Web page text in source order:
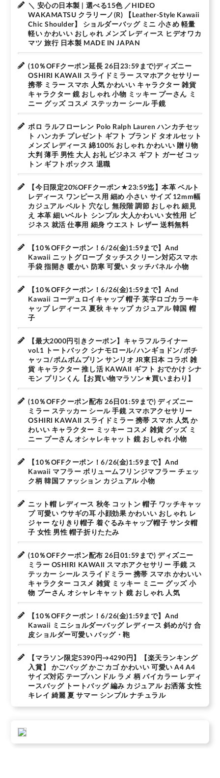
＼ 安心の日本製 | 選べる15色 ／HIDEO
WAKAMATSU クラリーノ(R) 【Leather-Style Kawaii
Chic Shoulder】 ショルダーバッグ ミニ 小さめ 軽量
軽い かわいい おしゃれ メンズ レディース ヒデオワカ
マツ 旅行 日本製 MADE IN JAPAN
(10％OFFクーポン延長 26日23:59まで)ディズニー
OSHIRI KAWAII スライドミラー スマホアクセサリー
携帯 ミラー スマホ 人気 かわいい キャラクター 雑貨
キャラクター 鏡 おしゃれ 小物 ミッキー プーさん ミ
ニー グッズ コスメ ステッカー シール 手鏡
ポロ ラルフローレン Polo Ralph Lauren ハンカチセッ
ト ハンカチ プレゼント ギフト ブランド タオルセット
メンズ レディース 綿100% おしゃれ かわいい 贈り物
大判 薄手 男性 大人 お礼 ビジネス ギフト ガーゼ コッ
トン ギフトボックス 退職
【今日限定20%OFFクーポン★23:59迄】本革 ベルト
レディース ワンピース用 細め 小さい サイズ 12mm幅
カジュアル ベルト 穴なし 無段階 調節 おしゃれ 細見
え 本革 細いベルト シンプル 大人かわいい 女性用 ビ
ジネス 就活 仕事用 細身 ウエスト レザー 送料無料
【10％OFFクーポン！6/26(金)1:59まで】And
Kawaii ニットグローブ タッチスクリーン対応スマホ
手袋 指開き 暖かい 防寒 可愛い タッチパネル 小物
【10％OFFクーポン！6/26(金)1:59まで】And
Kawaii コーデュロイキャップ 帽子 英字ロゴカラーキ
ャップ レディース 夏秋 キャップ カジュアル 韓国 帽
子
【最大2000円引きクーポン】キャラフルライナー
vol.1 トートバック シナモロール/ハンギョドン/ポチ
ャッコ/ポムポムプリン サンリオ JR東日本 コラボ 雑
貨 キャラクター 推し活 KAWAII ギフト おでかけ シナ
モン プリンくん【お買い物マラソン★買いまわり】
(10％OFFクーポン配布 26日01:59まで) ディズニー
ミラー ステッカー シール 手鏡 スマホアクセサリー
OSHIRI KAWAII スライドミラー 携帯 スマホ 人気 か
わいい キャラクター ミッキー コスメ 雑貨 グッズ ミ
ニー プーさん オシャレキャット 鏡 おしゃれ 小物
【10％OFFクーポン！6/26(金)1:59まで】And
Kawaii マフラー ボリュームフリンジマフラー チェッ
ク柄 韓国ファッション カジュアル 小物
ニット帽 レディース 秋冬 コットン 帽子 ワッチキャッ
プ 可愛い ウサギの耳 小顔効果 かわいい おしゃれ レ
ジャー なりきり帽子 着ぐるみキャップ帽子 サンタ帽
子 女性 男性 帽子折りたたみ
(10％OFFクーポン配布 26日01:59まで) ディズニー
ミラー OSHIRI KAWAII スマホアクセサリー 手鏡 ス
テッカー シール スライドミラー 携帯 スマホ かわいい
キャラクター コスメ 雑貨 ミッキー ミニー グッズ 小
物 プーさん オシャレキャット 鏡 おしゃれ 人気
【10％OFFクーポン！6/26(金)1:59まで】And
Kawaii ミニショルダーバッグ レディース 斜めがけ 合
皮ショルダー可愛い バッグ・鞄
【マラソン限定5390円→4290円】【楽天ランキング
入賞】 かごバッグ かご カゴ かわいい 可愛い A4 A4
サイズ対応 テープハンドル ラメ 柄 バイカラー レディ
ースバッグ トートバッグ 編み カジュアル お洒落 女性
キレイ 綺麗 夏 サマー シンプル ナチュラル